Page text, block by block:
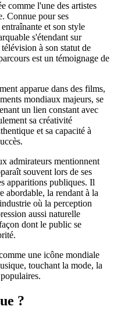
comme l'une des artistes
Connue pour ses
et son style
s'étendant sur
à son statut de
est un témoignage de
apparue dans des films,
mondiaux majeurs, se
un lien constant avec
sa créativité
et sa capacité à
admirateurs mentionnent
souvent lors de ses
apparitions publiques. Il
abordable, la rendant à la
où la perception
aussi naturelle
dont le public se
une icône mondiale
touchant la mode, la
?